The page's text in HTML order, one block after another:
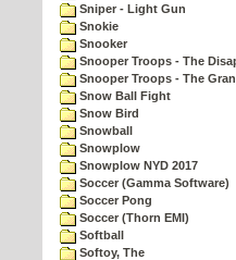
Sniper - Light Gun
Snokie
Snooker
Snooper Troops - The
Snooper Troops - The
Snow Ball Fight
Snow Bird
Snowball
Snowplow
Snowplow NYD 2017
Soccer (Gamma Software)
Soccer Pong
Soccer (Thorn EMI)
Softball
Softoy, The